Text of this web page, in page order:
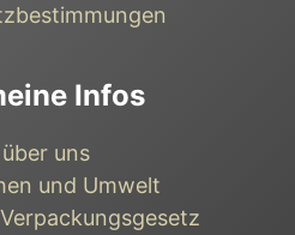
Infos
uns
und Umwelt